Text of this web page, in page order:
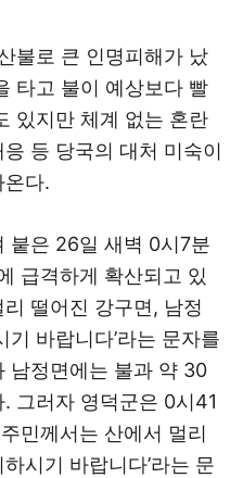
불로 큰 인명피해가 났
타고 불이 예상보다 빨
있지만 체계 없는 혼란
등 당국의 대처 미숙이
온다.
붙은 26일 새벽 0시7분
급격하게 확산되고 있
떨어진 강구면, 남정
바랍니다’라는 문자를
남정면에는 불과 약 30
그러자 영덕군은 0시41
민께서는 산에서 멀리
시기 바랍니다’라는 문